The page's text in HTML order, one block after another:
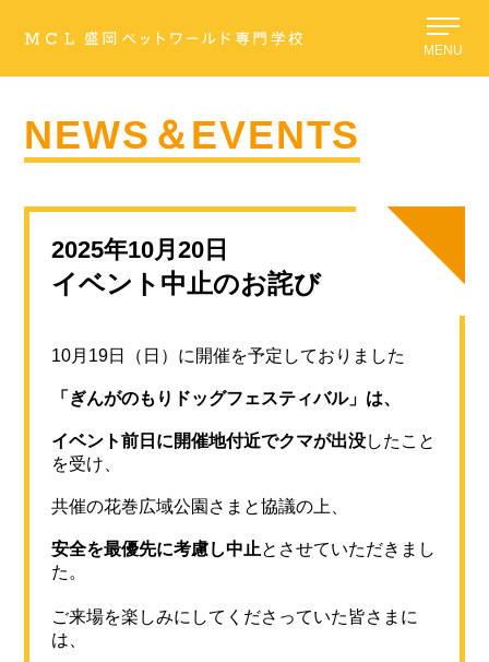
MENU
NEWS＆EVENTS
2025年10月20日
イベント中止のお詫び
10月19日（日）に開催を予定しておりました
「ぎんがのもりドッグフェスティバル」は、
イベント前日に開催地付近でクマが出没したこと
を受け、
共催の花巻広域公園さまと協議の上、
安全を最優先に考慮し中止とさせていただきまし
た。
ご来場を楽しみにしてくださっていた皆さまに
は、